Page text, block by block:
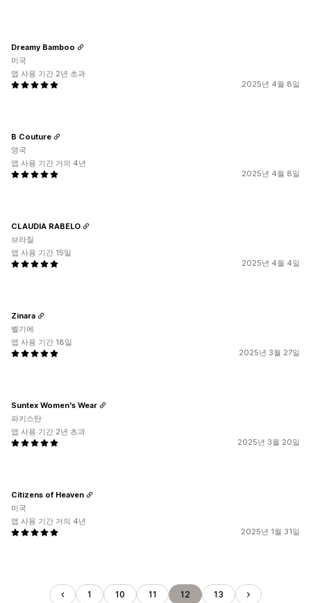
2025년 4월 8일
Dreamy Bamboo
미국
앱 사용 기간 2년 초과
2025년 4월 8일
B Couture
영국
앱 사용 기간 거의 4년
2025년 4월 4일
CLAUDIA RABELO
브라질
앱 사용 기간 15일
2025년 3월 27일
Zinara
벨기에
앱 사용 기간 18일
2025년 3월 20일
Suntex Women's Wear
파키스탄
앱 사용 기간 2년 초과
2025년 1월 31일
Citizens of Heaven
미국
앱 사용 기간 거의 4년
1 10 11 12 13